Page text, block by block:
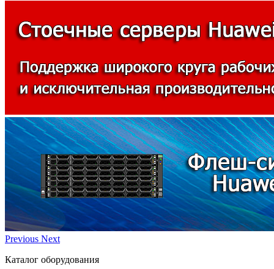
Previous Next
Каталог оборудования